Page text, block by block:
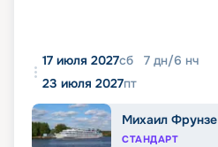
17 июля 2027сб 7 дн/6 нч
23 июля 2027пт
Михаил Фрунзе
СТАНДАРТ